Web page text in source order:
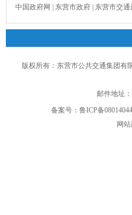
中国政府网 东营市政府 东营市交通
版权所有：东营市公共交通集团有
邮件地址：
备案号： 鲁ICP备
网站